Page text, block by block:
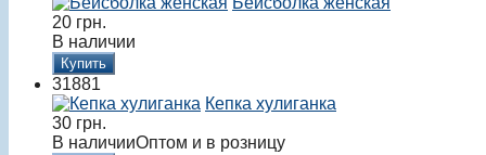
20 грн.
В наличии
Купить
31881
Кепка хулиганка
30 грн.
В наличииОптом и в розницу